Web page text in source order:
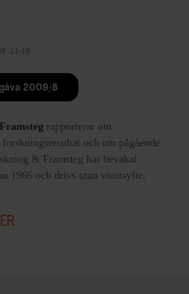
11-19
2009/8
rapporterar om
och om pågående
& Framsteg har bevakat
1966 och drivs utan vinstsyfte.